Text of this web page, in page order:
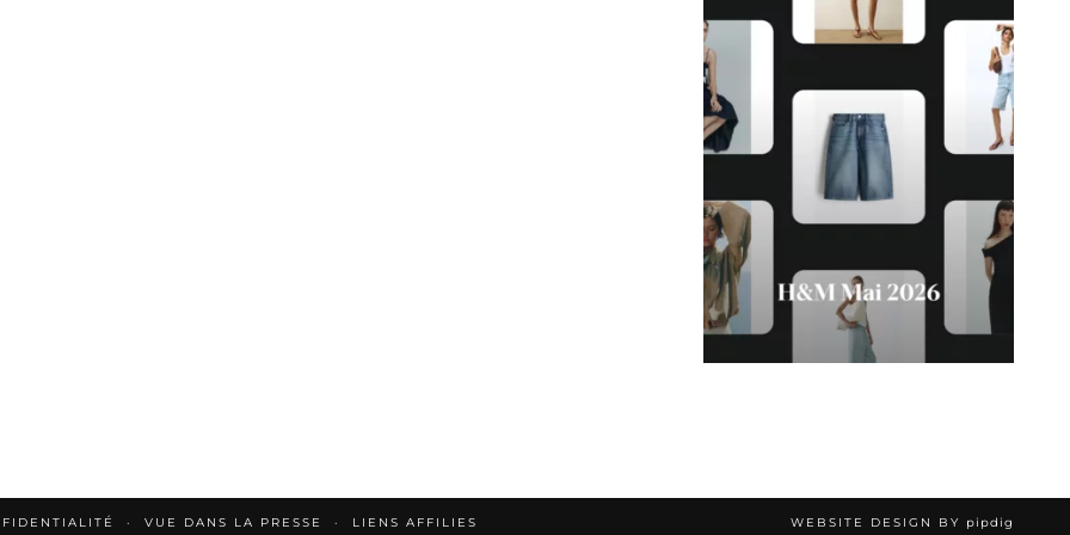
VUE DANS LA PRESSE LIENS AFFILIES WEBSITE DESIGN BY pipdig